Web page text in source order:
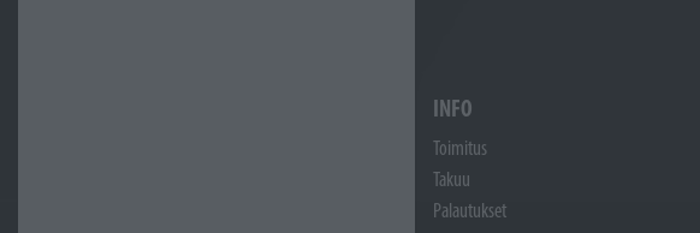
INFO
Toimitus
Takuu
Palautukset